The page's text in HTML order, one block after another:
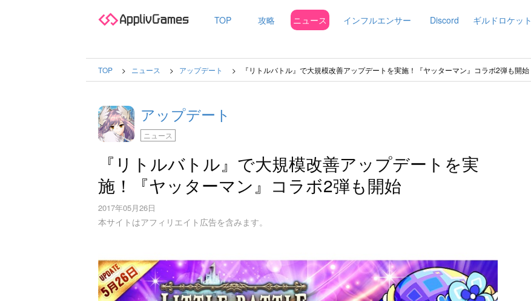
TOP 攻略 ニュース インフルエンサー Discord ギルドロケット
TOP ニュース アップデート 『リトルバトル』で大規模改善アップデートを実施！『ヤッターマン』コラボ2弾も開始
アップデート
ニュース
『リトルバトル』で大規模改善アップデートを実
施！『ヤッターマン』コラボ2弾も開始
2017年05月26日
本サイトはアフィリエイト広告を含みます。